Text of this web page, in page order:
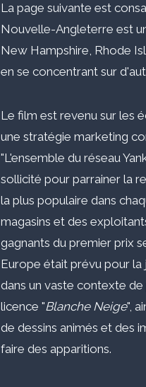
La page suivante est
Nouvelle-Angleterre est
New Hampshire, Rhode
en se concentrant sur
Le film est revenu sur les
une stratégie marketing
"L'ensemble du réseau
sollicité pour parrainer la
la plus populaire dans
magasins et des
gagnants du premier prix
Europe était prévu pour la
dans un vaste contexte
licence "Blanche Neige",
de dessins animés et des
faire des apparitions.